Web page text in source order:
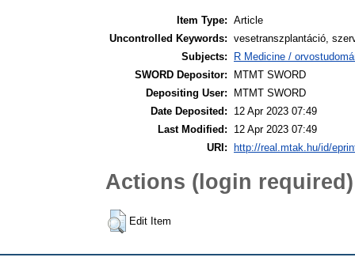
Item Type: Article
Uncontrolled Keywords: vesetranszplantáció,
Subjects:
R Medicine /
SWORD Depositor:
MTMT SWORD
Depositing User:
MTMT SWORD
Date Deposited:
12 Apr 2023 07:49
Last Modified:
12 Apr 2023 07:49
URI:
http://real.mtak.hu/id/
Actions (login required)
Edit Item